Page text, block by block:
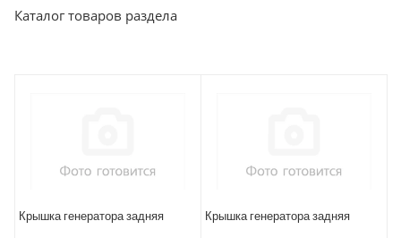
Каталог товаров раздела
Крышка генератора задняя Крышка генератора задняя